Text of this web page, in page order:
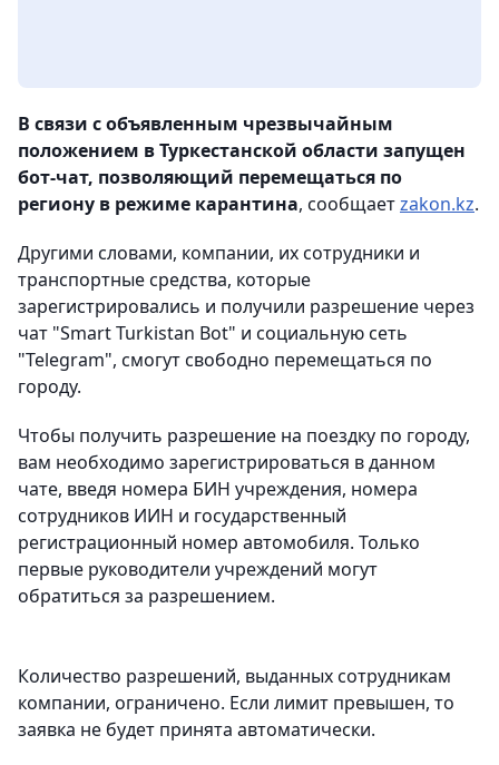
В связи с объявленным чрезвычайным
положением в Туркестанской области запущен
бот-чат, позволяющий перемещаться по
региону в режиме карантина, сообщаетzakon.kz.
Другими словами, компании, их сотрудники и
транспортные средства, которые
зарегистрировались и получили разрешение через
чат "Smart Turkistan Bot" и социальную сеть
"Telegram", смогут свободно перемещаться по
городу.
Чтобы получить разрешение на поездку по городу,
вам необходимо зарегистрироваться в данном
чате, введя номера БИН учреждения, номера
сотрудников ИИН и государственный
регистрационный номер автомобиля. Только
первые руководители учреждений могут
обратиться за разрешением.
Количество разрешений, выданных сотрудникам
компании, ограничено. Если лимит превышен, то
заявка не будет принята автоматически.